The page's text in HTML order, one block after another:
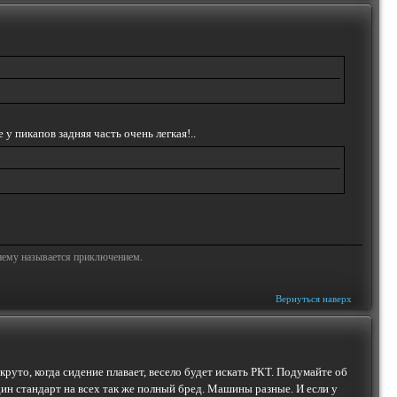
пикапов задняя часть очень легкая!..
называется приключением.
Вернуться наверх
когда сидение плавает, весело будет искать РКТ. Подумайте об
стандарт на всех так же полный бред. Машины разные. И если у